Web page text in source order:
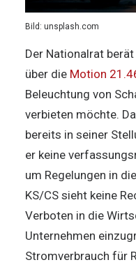
Bild: unsplash.com
Der Nationalrat
über die Motion
Beleuchtung von
verbieten möchte.
bereits in seiner
er keine
um Regelungen in
KS/CS sieht keine
Verboten in die
Unternehmen
Stromverbrauch für